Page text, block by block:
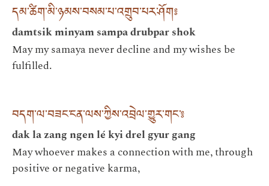
དམ་ཚིག་མི་ཉམས་བསམ་པ་འགྲུབ་པར་ཤོག༔
damtsik minyam sampa drubpar shok
May my samaya never decline and my wishes be
fulfilled.
བདག་ལ་བཟང་ངན་ལས་ཀྱིས་འབྲེལ་གྱུར་གང་༔
dak la zang ngen lé kyi drel gyur gang
May whoever makes a connection with me, through
positive or negative karma,